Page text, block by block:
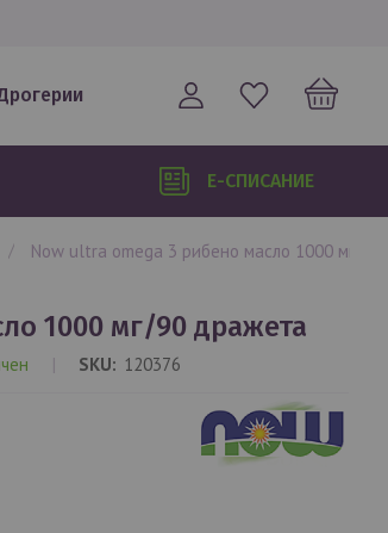
Е-СПИСАНИЕ
now ultra omega 3 рибено масло 1000 мг/
1000 мг/90 дражета
SKU 120376